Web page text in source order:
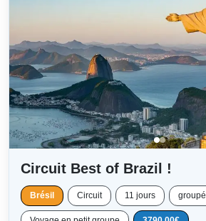
Circuit Best of Brazil !
Brésil Circuit 11 jours groupé